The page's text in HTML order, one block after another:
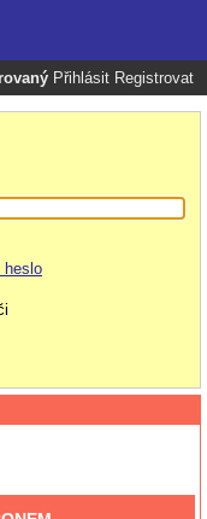
Přihlásit Registrovat
heslo